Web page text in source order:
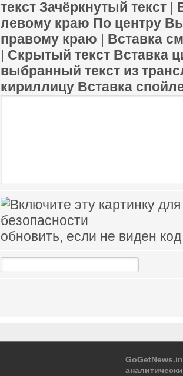
текст Зачёркнутый текст |
левому краю По центру
правому краю | Вставка
| Скрытый текст Вставка
выбранный текст из
кириллицу Вставка
обновить, если не виден код